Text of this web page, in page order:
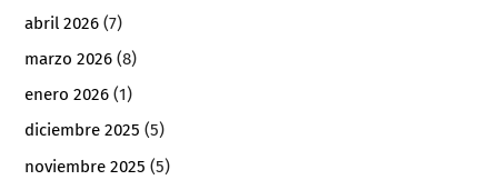
abril 2026 (7)
marzo 2026 (8)
enero 2026 (1)
diciembre 2025 (5)
noviembre 2025 (5)